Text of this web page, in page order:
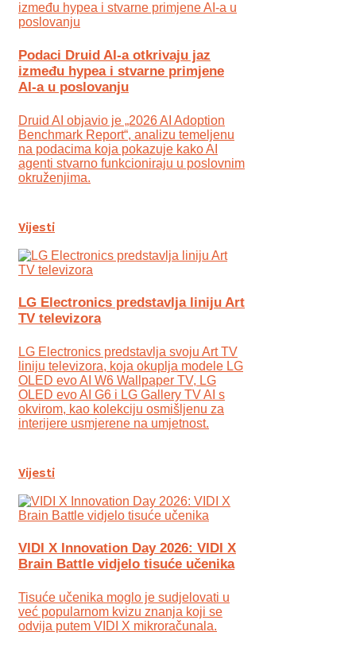
Podaci Druid AI-a otkrivaju jaz
između hypea i stvarne primjene
AI-a u poslovanju
Druid AI objavio je „2026 AI Adoption
Benchmark Report“, analizu temeljenu
na podacima koja pokazuje kako AI
agenti stvarno funkcioniraju u poslovnim
okruženjima.
Vijesti
LG Electronics predstavlja liniju Art
TV televizora
LG Electronics predstavlja svoju Art TV
liniju televizora, koja okuplja modele LG
OLED evo AI W6 Wallpaper TV, LG
OLED evo AI G6 i LG Gallery TV AI s
okvirom, kao kolekciju osmišljenu za
interijere usmjerene na umjetnost.
Vijesti
VIDI X Innovation Day 2026: VIDI X
Brain Battle vidjelo tisuće učenika
Tisuće učenika moglo je sudjelovati u
već popularnom kvizu znanja koji se
odvija putem VIDI X mikroračunala.